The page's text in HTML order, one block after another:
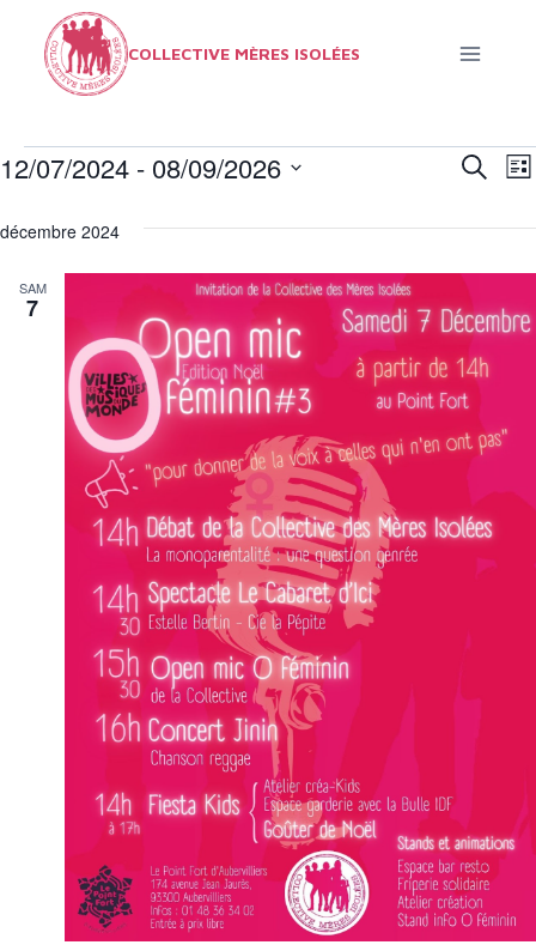
contenu
COLLECTIVE MÈRES ISOLÉES
Évènements
et
de
vues
12/07/2024 - 08/09/2026
une
décembre 2024
SAM
7